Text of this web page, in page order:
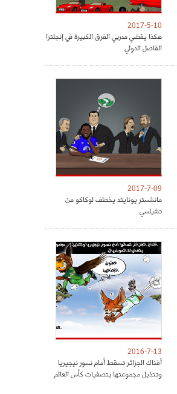
2017-5-10
هكذا يقضي مدربي الفرق الكبيرة في إنجلترا
الفاصل الدولي
2017-7-09
مانشستر يونايتد يخطف لوكاكو من
تشيلسي
2016-7-13
أفناك الجزائر تسقط أمام نسور نيجيريا
وتتذيل مجموعتها بتصفيات كأس العالم